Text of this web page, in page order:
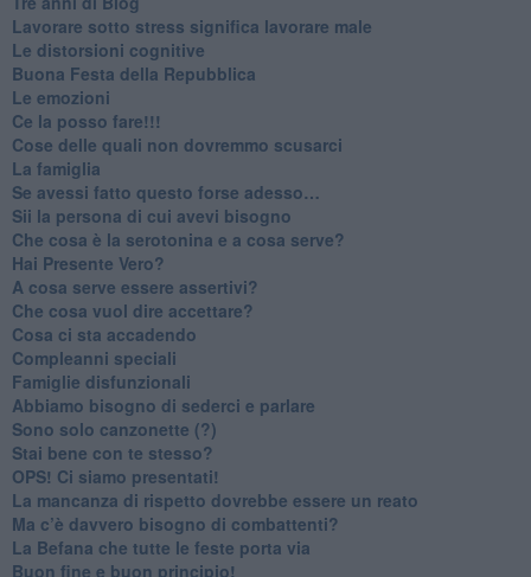
​Lavorare sotto stress significa lavorare male
​Le distorsioni cognitive
​Buona Festa della Repubblica
Le emozioni
​Ce la posso fare!!!
​Cose delle quali non dovremmo scusarci
​La famiglia
​Se avessi fatto questo forse adesso…
​Sii la persona di cui avevi bisogno
Che cosa è la serotonina e a cosa serve?
​Hai Presente Vero?
A cosa serve essere assertivi?
​Che cosa vuol dire accettare?
​Cosa ci sta accadendo
​Compleanni speciali
​Famiglie disfunzionali
​Abbiamo bisogno di sederci e parlare
Sono solo canzonette (?)
​Stai bene con te stesso?
​OPS! Ci siamo presentati!
​La mancanza di rispetto dovrebbe essere un reato
​Ma c’è davvero bisogno di combattenti?
​La Befana che tutte le feste porta via
Buon fine e buon principio!